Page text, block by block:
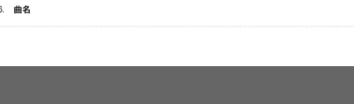
セットリストをプレイリストにして保存する